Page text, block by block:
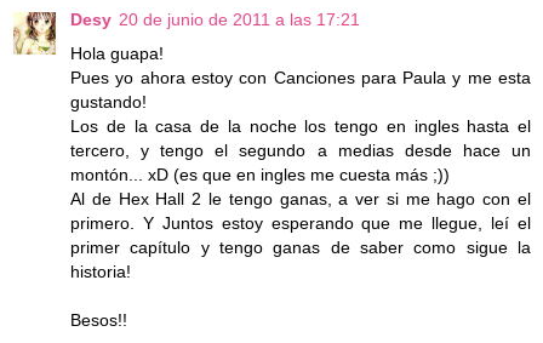
Desy 20 de junio de 2011 a las 17:21
Hola guapa!
Pues yo ahora estoy con Canciones para Paula y me esta
gustando!
Los de la casa de la noche los tengo en ingles hasta el
tercero, y tengo el segundo a medias desde hace un
montón... xD (es que en ingles me cuesta más ;))
Al de Hex Hall 2 le tengo ganas, a ver si me hago con el
primero. Y Juntos estoy esperando que me llegue, leí el
primer capítulo y tengo ganas de saber como sigue la
historia!
Besos!!